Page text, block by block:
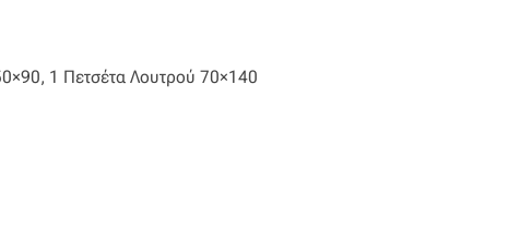
1 Πετσέτα Λουτρού 70×140